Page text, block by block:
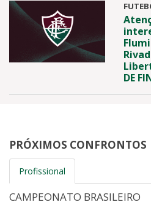
DE
PRÓXIMOS CONFRONTOS
Profissional
CAMPEONATO BRASILEIRO